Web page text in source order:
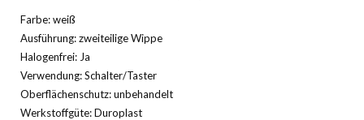
Farbe: weiß
Ausführung: zweiteilige Wippe
Halogenfrei: Ja
Verwendung: Schalter/Taster
Oberflächenschutz: unbehandelt
Werkstoffgüte: Duroplast